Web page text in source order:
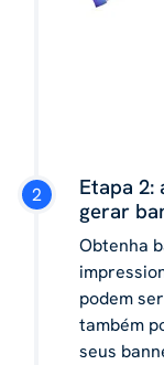
Etapa 2:
gerar
Obtenha
podem
também
seus